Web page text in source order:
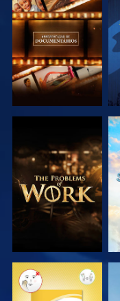
EXPLORAR A
SÉRIE
EXPLORAR A
SÉRIE